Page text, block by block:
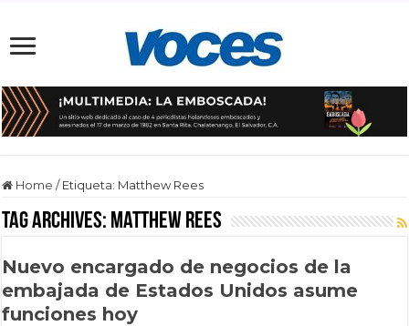
Home / Etiqueta: Matthew Rees
Tag Archives: Matthew Rees
Nuevo encargado de negocios de la
embajada de Estados Unidos asume
funciones hoy